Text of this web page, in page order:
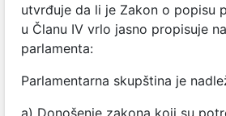
utvrđuje da li je Zakon o popisu
u Članu IV vrlo jasno propisuje
parlamenta:
Parlamentarna skupština je
a) Donošenje zakona koji su